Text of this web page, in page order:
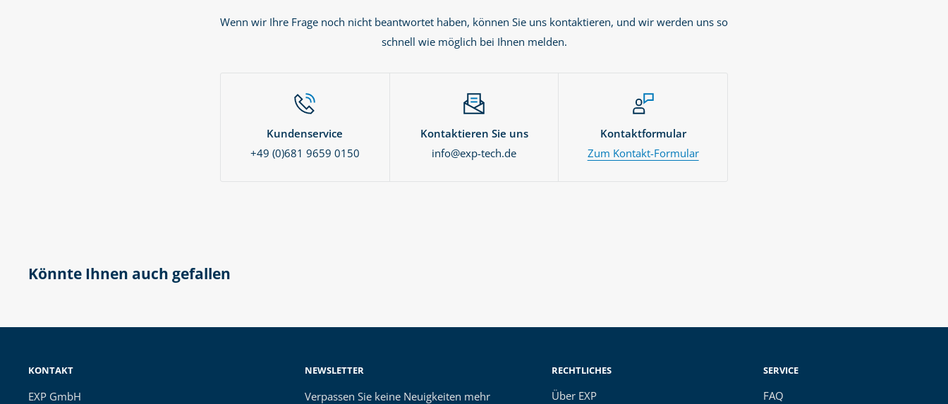
Wenn wir Ihre Frage noch nicht beantwortet haben, können Sie uns kontaktieren, und wir werden uns so
schnell wie möglich bei Ihnen melden.
Kundenservice
+49 (0)681 9659 0150
Kontaktieren Sie uns
info@exp-tech.de
Kontaktformular
Zum Kontakt-Formular
Könnte Ihnen auch gefallen
KONTAKT
EXP GmbH
NEWSLETTER
Verpassen Sie keine Neuigkeiten mehr
RECHTLICHES
Über EXP
SERVICE
FAQ